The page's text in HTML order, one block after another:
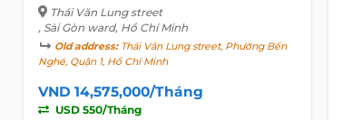
Thái Văn Lung street
, Sài Gòn ward, Hồ Chí Minh
Old address:Thái Văn Lung street, Phường Bến
Nghé, Quận 1, Hồ Chí Minh
VND 14,575,000/Tháng
USD 550/Tháng